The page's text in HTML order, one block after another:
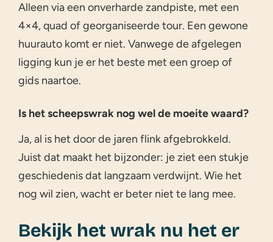
Alleen via een onverharde zandpiste, met een
4×4, quad of georganiseerde tour. Een gewone
huurauto komt er niet. Vanwege de afgelegen
ligging kun je er het beste met een groep of
gids naartoe.
Is het scheepswrak nog wel de moeite waard?
Ja, al is het door de jaren flink afgebrokkeld.
Juist dat maakt het bijzonder: je ziet een stukje
geschiedenis dat langzaam verdwijnt. Wie het
nog wil zien, wacht er beter niet te lang mee.
Bekijk het wrak nu het er